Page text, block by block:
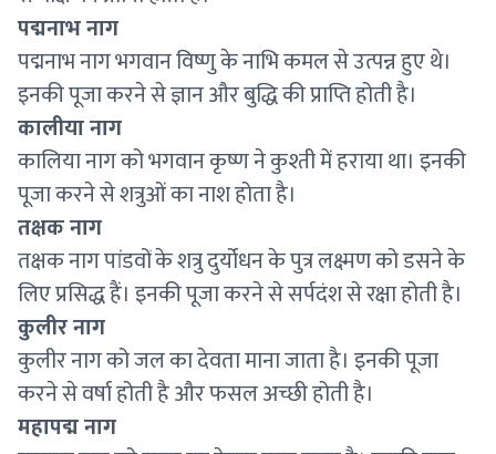
पद्मनाभ नाग
पद्मनाभ नाग भगवान विष्णु के नाभि कमल से उत्पन्न हुए थे।
इनकी पूजा करने से ज्ञान और बुद्धि की प्राप्ति होती है।
कालीया नाग
कालिया नाग को भगवान कृष्ण ने कुश्ती में हराया था। इनकी
पूजा करने से शत्रुओं का नाश होता है।
तक्षक नाग
तक्षक नाग पांडवों के शत्रु दुर्योधन के पुत्र लक्ष्मण को डसने के
लिए प्रसिद्ध हैं। इनकी पूजा करने से सर्पदंश से रक्षा होती है।
कुलीर नाग
कुलीर नाग को जल का देवता माना जाता है। इनकी पूजा
करने से वर्षा होती है और फसल अच्छी होती है।
महापद्म नाग